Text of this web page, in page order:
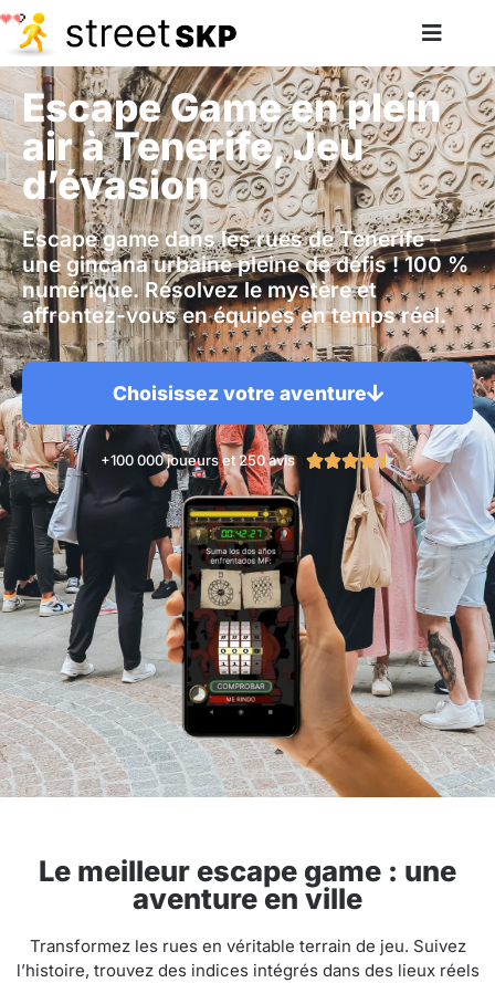
Escape Game en plein
air à Tenerife, Jeu
d’évasion
Escape game dans les rues de Tenerife –
une gincana urbaine pleine de défis ! 100 %
numérique. Résolvez le mystère et
affrontez-vous en équipes en temps réel.
Choisissez votre aventure
+100 000 joueurs et 250 avis 
Le meilleur escape game : une
aventure en ville
Transformez les rues en véritable terrain de jeu. Suivez
l’histoire, trouvez des indices intégrés dans des lieux réels